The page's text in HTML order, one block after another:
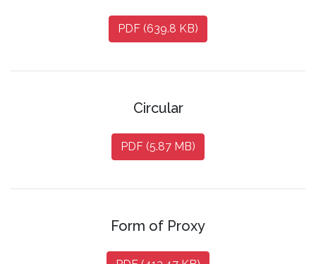
PDF (639.8 KB)
Circular
PDF (5.87 MB)
Form of Proxy